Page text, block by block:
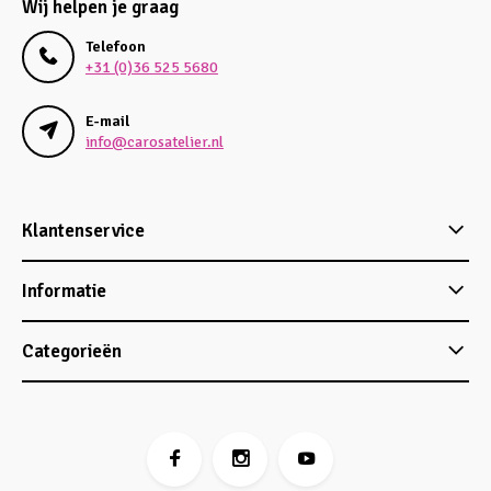
Wij helpen je graag
Telefoon
+31 (0)36 525 5680
E-mail
info@carosatelier.nl
Klantenservice
Informatie
Categorieën